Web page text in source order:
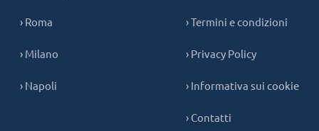
› Roma
› Milano
› Napoli
› Termini e condizioni
› Privacy Policy
› Informativa sui cookie
› Contatti